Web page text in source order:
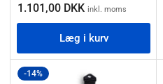
1.101,00 DKK inkl. moms
Læg i kurv
-14%